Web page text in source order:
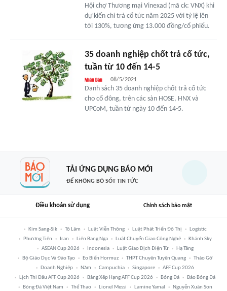
Hội chợ Thương mại Vinexad (mã ck: VNX) khi
dự kiến chi trả cổ tức năm 2025 với tỷ lệ lên
tới 130%, tương ứng 13.000 đồng/cổ phiếu.
35 doanh nghiệp chốt trả cổ tức,
tuần từ 10 đến 14-5
08/5/2021
Danh sách 35 doanh nghiệp chốt trả cổ tức
cho cổ đông, trên các sàn HOSE, HNX và
UPCoM, tuần từ ngày 10 đến 14-5.
TẢI ỨNG DỤNG BÁO MỚI
ĐỂ KHÔNG BỎ SÓT TIN TỨC
Điều khoản sử dụng Chính sách bảo mật
Kim Sang-Sik Tô Lâm Luật Viễn Thông Luật Phát Triển Đô Thị
Logistic
Phương Tiện
Iran Liên Bang Nga Luật Chuyển Giao Công Nghệ
Khánh Sky
ASEAN Cup 2026
Indonesia Luật Giao Dịch Điện Tử
Hạ Tầng
Bộ Giáo Dục Và Đào Tạo
Eo Biển Hormuz THPT Chuyên Tuyên Quang
Tháo Gỡ
Doanh Nghiệp
Năm Campuchia Singapore
AFF Cup 2026
Lịch Thi Đấu AFF Cup 2026
Bảng Xếp Hạng AFF Cup 2026 Bóng Đá
Báo Bóng Đá
Bóng Đá Việt Nam
Thể Thao Lionel Messi Lamine Yamal Nguyễn Xuân Son